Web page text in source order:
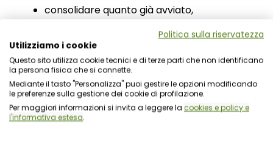
consolidare quanto già avviato,
nuovi ambiti,
garantire la piena conformità alle
normative in evoluzione.
Per saperne di più:
Fondi residui PNRR: soluzioni e strumenti attivabili
Residui PNRR: perché rappresentano
Politica sulla riservatezza
Utilizziamo i cookie
Questo sito utilizza cookie tecnici e di terze parti che non identificano
la persona fisica che si connette.
Mediante il tasto "Personalizza" puoi gestire le opzioni modificando
le preferenze sulla gestione dei cookie di profilazione.
Per maggiori informazioni si invita a leggere la cookies e policy e
l'informativa estesa.